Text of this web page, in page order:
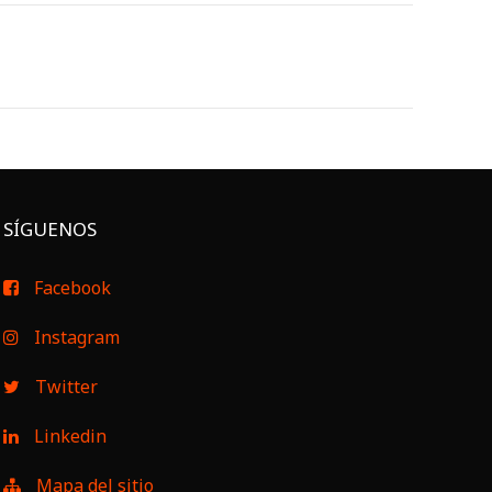
SÍGUENOS
Facebook
Instagram
Twitter
Linkedin
Mapa del sitio